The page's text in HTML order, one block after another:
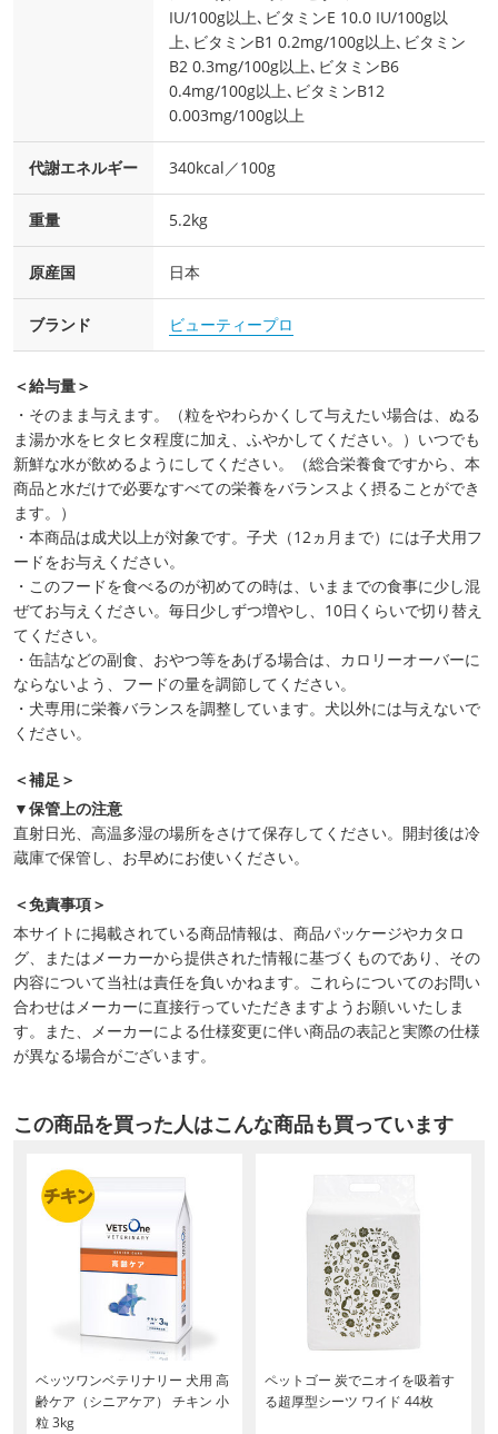
IU/100g以上､ビタミンE 10.0 IU/100g以
上､ビタミンB1 0.2mg/100g以上､ビタミン
B2 0.3mg/100g以上､ビタミンB6
0.4mg/100g以上､ビタミンB12
0.003mg/100g以上
代謝エネルギー 340kcal／100g
重量 5.2kg
原産国 日本
ブランド ビューティープロ
＜給与量＞
・そのまま与えます。（粒をやわらかくして与えたい場合は、ぬる
ま湯か水をヒタヒタ程度に加え、ふやかしてください。）いつでも
新鮮な水が飲めるようにしてください。（総合栄養食ですから、本
商品と水だけで必要なすべての栄養をバランスよく摂ることができ
ます。）
・本商品は成犬以上が対象です。子犬（12ヵ月まで）には子犬用フ
ードをお与えください。
・このフードを食べるのが初めての時は、いままでの食事に少し混
ぜてお与えください。毎日少しずつ増やし、10日くらいで切り替え
てください。
・缶詰などの副食、おやつ等をあげる場合は、カロリーオーバーに
ならないよう、フードの量を調節してください。
・犬専用に栄養バランスを調整しています。犬以外には与えないで
ください。
＜補足＞
▼保管上の注意
直射日光、高温多湿の場所をさけて保存してください。開封後は冷
蔵庫で保管し、お早めにお使いください。
＜免責事項＞
本サイトに掲載されている商品情報は、商品パッケージやカタロ
グ、またはメーカーから提供された情報に基づくものであり、その
内容について当社は責任を負いかねます。これらについてのお問い
合わせはメーカーに直接行っていただきますようお願いいたしま
す。また、メーカーによる仕様変更に伴い商品の表記と実際の仕様
が異なる場合がございます。
この商品を買った人はこんな商品も買っています
ベッツワンベテリナリー 犬用 高
齢ケア（シニアケア） チキン 小
粒 3kg
ペットゴー 炭でニオイを吸着す
る超厚型シーツ ワイド 44枚